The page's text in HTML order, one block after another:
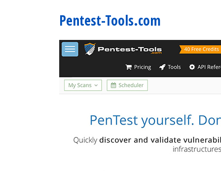
Pentest-Tools.com